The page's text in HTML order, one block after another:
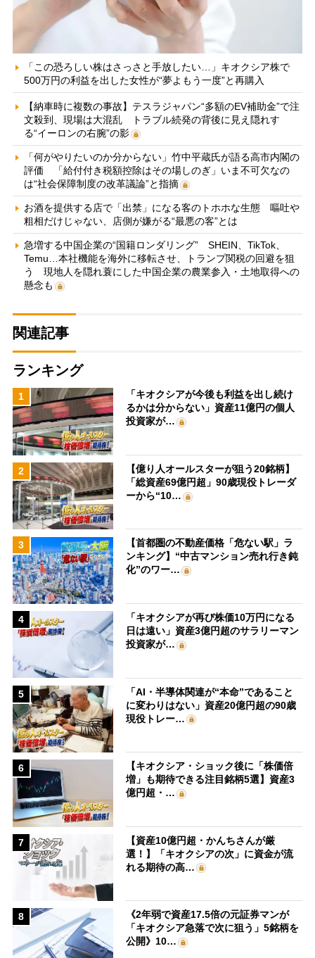
「この恐ろしい株はさっさと手放したい…」キオクシア株で
500万円の利益を出した女性が“夢よもう一度”と再購入
【納車時に複数の事故】テスラジャパン“多額のEV補助金”で注
文殺到、現場は大混乱 トラブル続発の背後に見え隠れす
る“イーロンの右腕”の影
「何がやりたいのか分からない」竹中平蔵氏が語る高市内閣の
評価 「給付付き税額控除はその場しのぎ」いま不可欠なの
は“社会保障制度の改革議論”と指摘
お酒を提供する店で「出禁」になる客のトホホな生態 嘔吐や
粗相だけじゃない、店側が嫌がる“最悪の客”とは
急増する中国企業の“国籍ロンダリング” SHEIN、TikTok、
Temu…本社機能を海外に移転させ、トランプ関税の回避を狙
う 現地人を隠れ蓑にした中国企業の農業参入・土地取得への
懸念も
関連記事
ランキング
1
「キオクシアが今後も利益を出し続け
るかは分からない」資産11億円の個人
投資家が…
2
【億り人オールスターが狙う20銘柄】
「総資産69億円超」90歳現役トレーダ
ーから“10…
3
【首都圏の不動産価格「危ない駅」ラ
ンキング】“中古マンション売れ行き鈍
化”のワー…
4
「キオクシアが再び株価10万円になる
日は遠い」資産3億円超のサラリーマン
投資家が…
5
「AI・半導体関連が“本命”であること
に変わりはない」資産20億円超の90歳
現役トレー…
6
【キオクシア・ショック後に「株価倍
増」も期待できる注目銘柄5選】資産3
億円超・…
7
【資産10億円超・かんちさんが厳
選！】「キオクシアの次」に資金が流
れる期待の高…
8
《2年弱で資産17.5倍の元証券マンが
「キオクシア急落で次に狙う」5銘柄を
公開》10…